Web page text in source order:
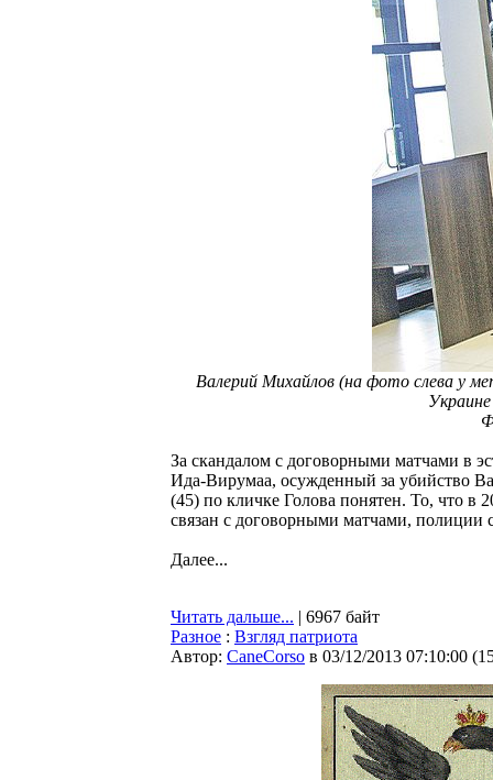
Валерий Михайлов (на фото слева у
За скандалом с договорными матчами в
Ида-Вирумаа, осужденный за убийство
(45) по кличке Голова понятен. То, что в
связан с договорными матчами, полиции
Далее...
Читать дальше... | 6967 байт
Разное : Взгляд патриота
Автор: CaneCorso в 03/12/2013 07:10:00 (